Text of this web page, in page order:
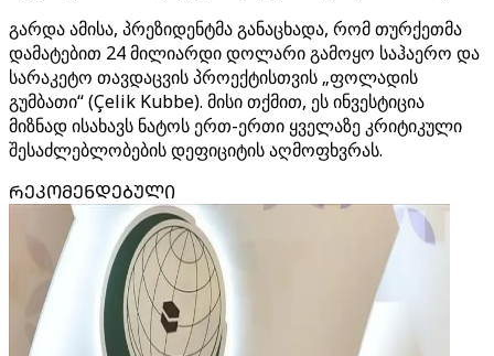
გარდა ამისა, პრეზიდენტმა განაცხადა, რომ თურქეთმა
დამატებით 24 მილიარდი დოლარი გამოყო საჰაერო და
სარაკეტო თავდაცვის პროექტისთვის „ფოლადის
გუმბათი“ (Çelik Kubbe). მისი თქმით, ეს ინვესტიცია
მიზნად ისახავს ნატოს ერთ-ერთი ყველაზე კრიტიკული
შესაძლებლობების დეფიციტის აღმოფხვრას.
ᲠᲔᲙᲝᲛᲔᲜᲓᲔᲑᲣᲚᲘ